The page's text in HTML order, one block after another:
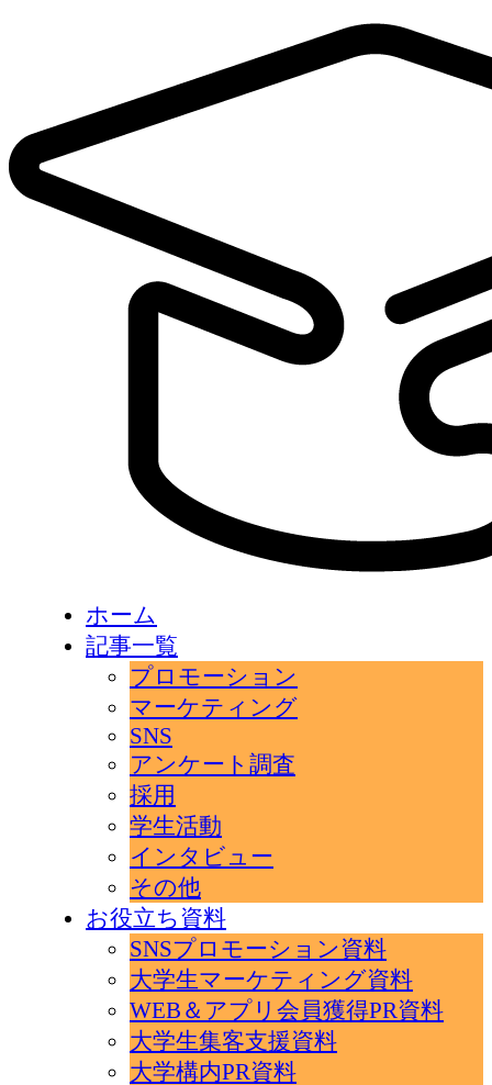
ホーム
記事一覧
プロモーション
マーケティング
SNS
アンケート調査
採用
学生活動
インタビュー
その他
お役立ち資料
SNSプロモーション資料
大学生マーケティング資料
WEB＆アプリ会員獲得PR資料
大学生集客支援資料
大学構内PR資料